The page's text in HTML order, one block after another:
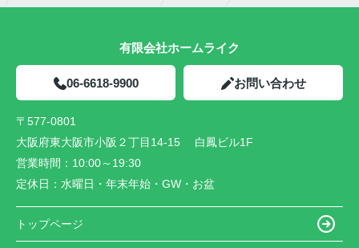
有限会社ホームライク
06-6618-9900 お問い合わせ
〒577-0801
大阪府東大阪市小阪２丁目14-15 白鳳ビル1F
営業時間： 10:00～19:30
定休日： 水曜日・年末年始・GW・お盆
トップページ